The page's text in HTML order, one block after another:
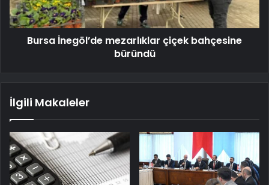
Bursa İnegöl’de mezarlıklar çiçek bahçesine
büründü
İlgili Makaleler